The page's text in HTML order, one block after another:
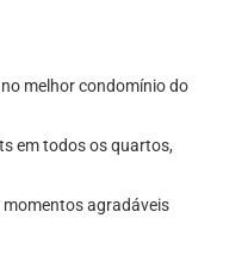
melhor condomínio do
em todos os quartos,
agradáveis